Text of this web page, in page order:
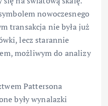
nowoczesnego
transakcja nie była już
lecz starannie
możliwym do analizy
Pattersona
były wynalazki